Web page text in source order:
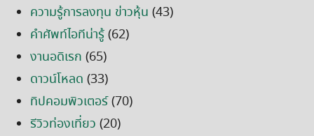
ความรู้การลงทุน ข่าวหุ้น (43)
คำศัพท์ไอทีน่ารู้(62)
งานอดิเรก (65)
ดาวน์โหลด (33)
ทิปคอมพิวเตอร์(70)
รีวิวท่องเที่ยว (20)